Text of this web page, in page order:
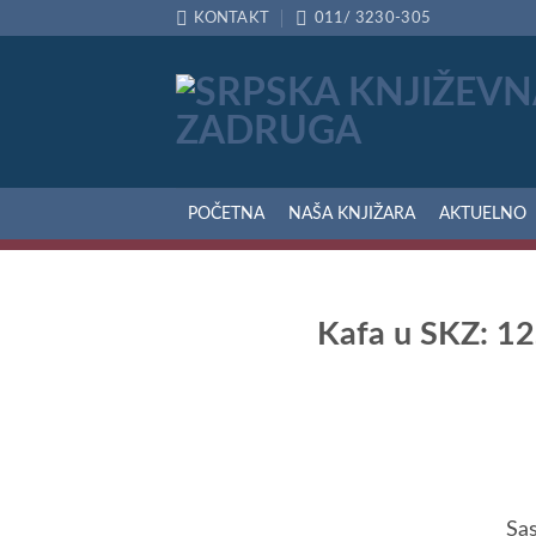
KONTAKT 011/ 3230-305
POČETNA NAŠA KNJIŽARA AKTUELNO
Kafa u SKZ: